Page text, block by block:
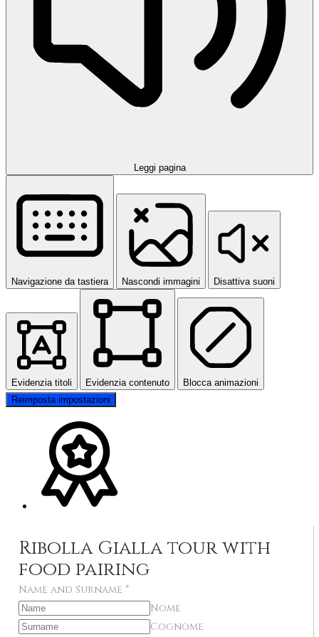
Leggi pagina
Navigazione da tastiera Nascondi immagini Disattiva suoni
Evidenzia titoli Evidenzia contenuto
Blocca animazioni
Reimposta impostazioni
Ribolla Gialla tour with
food pairing
Name and Surname *
Nome
Cognome